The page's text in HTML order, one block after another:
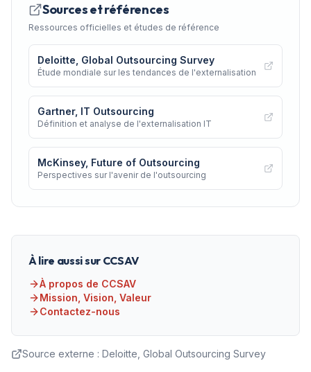
Sources et références
Ressources officielles et études de référence
Deloitte, Global Outsourcing Survey
Étude mondiale sur les tendances de l'externalisation
Gartner, IT Outsourcing
Définition et analyse de l'externalisation IT
McKinsey, Future of Outsourcing
Perspectives sur l'avenir de l'outsourcing
À lire aussi sur CCSAV
À propos de CCSAV
Mission, Vision, Valeur
Contactez-nous
Source externe : Deloitte, Global Outsourcing Survey